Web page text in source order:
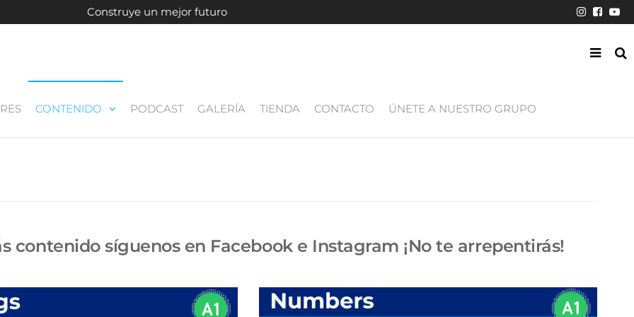
Construye un mejor futuro
CONTENIDO PODCAST GALERÍA TIENDA CONTACTO ÚNETE A NUESTRO GRUPO
contenido síguenos en Facebook e Instagram ¡No te arrepentirás!